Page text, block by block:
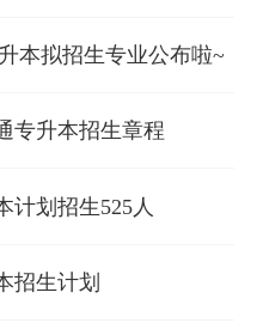
本拟招生专业公布啦~
专升本招生章程
计划招生525人
招生计划